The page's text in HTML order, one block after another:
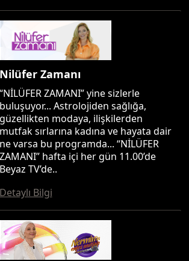
Nilüfer Zamanı
“NİLÜFER ZAMANI” yine sizlerle
buluşuyor... Astrolojiden sağlığa,
güzellikten modaya, ilişkilerden
mutfak sırlarına kadına ve hayata dair
ne varsa bu programda... “NİLÜFER
ZAMANI” hafta içi her gün 11.00’de
Beyaz TV’de..
Detaylı Bilgi